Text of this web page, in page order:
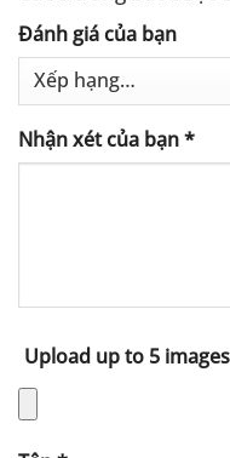
Đánh giá của bạn
Nhận xét của bạn*
Upload up to 5